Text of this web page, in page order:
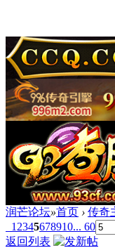
润芒论坛»首页 › 传奇
1 2345678910... 60
返回列表